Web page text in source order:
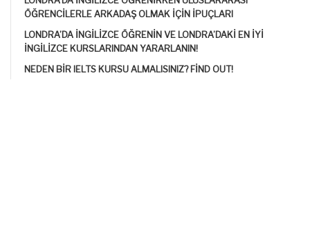
ÖĞRENCILERLE ARKADAŞ OLMAK IÇIN IPUÇLARI
LONDRA’DA İNGILIZCE ÖĞRENIN VE LONDRA’DAKI EN IYI
İNGILIZCE KURSLARINDAN YARARLANIN!
NEDEN BIR IELTS KURSU ALMALISINIZ? FIND OUT!